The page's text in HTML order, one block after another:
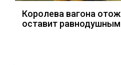
Королева вагона
оставит равнодушным